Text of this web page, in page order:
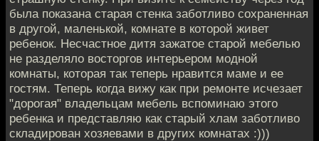
была показана старая стенка заботливо сохраненная
в другой, маленькой, комнате в которой живет
ребенок. Несчастное дитя зажатое старой мебелью
не разделяло восторгов интерьером модной
комнаты, которая так теперь нравится маме и ее
гостям. Теперь когда вижу как при ремонте исчезает
"дорогая" владельцам мебель вспоминаю этого
ребенка и представляю как старый хлам заботливо
складирован хозяевами в других комнатах :)))